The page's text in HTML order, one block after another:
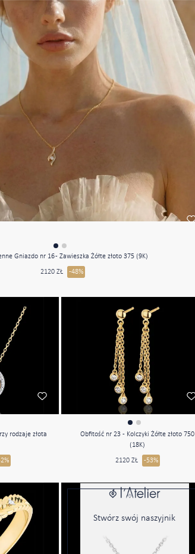
Gniazdo nr 16 - Zawieszka Żółte złoto 375 (9K)
2120 ZŁ -48%
rodzaje złota
Obfitość nr 23 - Kolczyki Żółte złoto 750
(18K)
2120 ZŁ -53%
Stwórz swój naszyjnik